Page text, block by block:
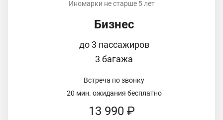
Иномарки не старше 5 лет
Бизнес
до 3 пассажиров
3 багажа
Встреча по звонку
20 мин. ожидания бесплатно
13 990 ₽